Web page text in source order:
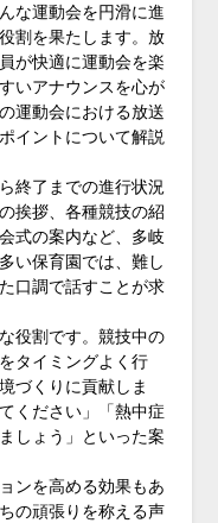
な運動会を円滑に進
割を果たします。放
が快適に運動会を楽
いアナウンスを心が
運動会における放送
イントについて解説
終了までの進行状況
挨拶、各種競技の紹
式の案内など、多岐
い保育園では、難し
口調で話すことが求
役割です。競技中の
タイミングよく行
づくりに貢献しま
ください」「熱中症
しょう」といった案
ンを高める効果もあ
の頑張りを称える声